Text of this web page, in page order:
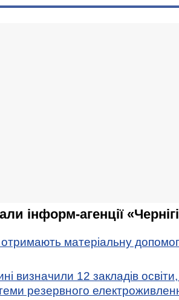
інформ-агенції
матеріальну
визначили 12 закладів
резервного